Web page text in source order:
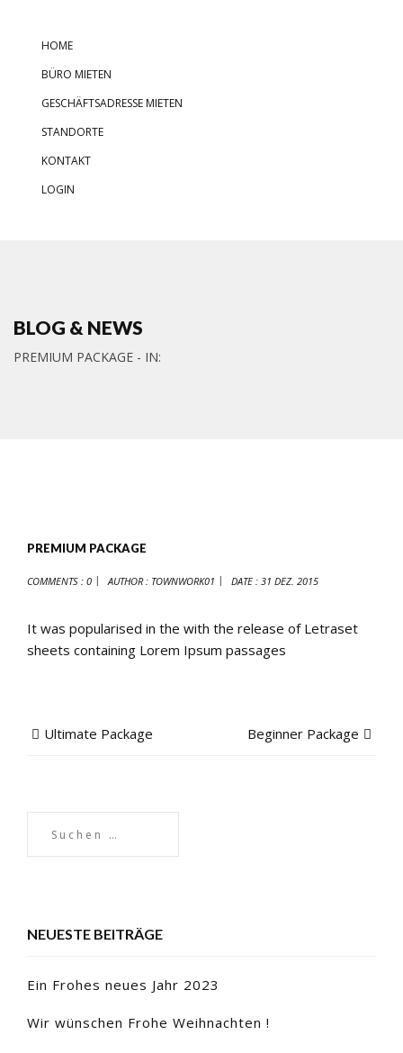
HOME
BÜRO MIETEN
GESCHÄFTSADRESSE MIETEN
STANDORTE
KONTAKT
LOGIN
BLOG & NEWS
PREMIUM PACKAGE - IN:
PREMIUM PACKAGE
COMMENTS : 0 AUTHOR : TOWNWORK01 DATE : 31 DEZ. 2015
It was popularised in the with the release of Letraset
sheets containing Lorem Ipsum passages
Ultimate Package Beginner Package
NEUESTE BEITRÄGE
Ein Frohes neues Jahr 2023
Wir wünschen Frohe Weihnachten !